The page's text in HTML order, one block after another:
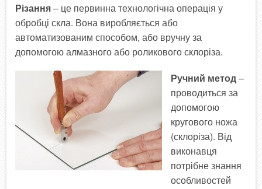
Різання– це первинна технологічна операція у
обробці скла. Вона виробляється або
автоматизованим способом, або вручну за
допомогою алмазного або роликового склоріза.
Ручний метод–
проводиться за
допомогою
кругового ножа
(склоріза). Від
виконавця
потрібне знання
особливостей